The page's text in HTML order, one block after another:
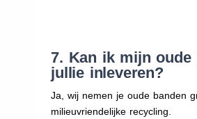
7. Kan ik mijn oude
jullie inleveren?
Ja, wij nemen je oude banden
milieuvriendelijke recycling.